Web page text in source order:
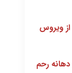
ویروس
رحم